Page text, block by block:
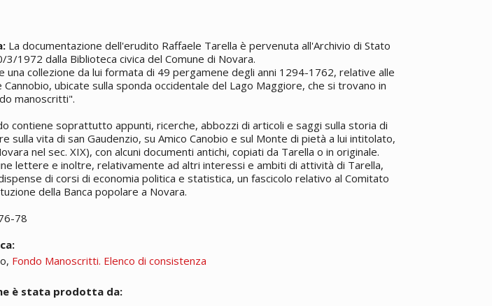
La documentazione dell'erudito Raffaele Tarella è pervenuta all'Archivio di Stato
3/1972 dalla Biblioteca civica del Comune di Novara.
una collezione da lui formata di 49 pergamene degli anni 1294-1762, relative alle
Cannobio, ubicate sulla sponda occidentale del Lago Maggiore, che si trovano in
manoscritti".
contiene soprattutto appunti, ricerche, abbozzi di articoli e saggi sulla storia di
sulla vita di san Gaudenzio, su Amico Canobio e sul Monte di pietà a lui intitolato,
nel sec. XIX), con alcuni documenti antichi, copiati da Tarella o in originale.
lettere e inoltre, relativamente ad altri interessi e ambiti di attività di Tarella,
di corsi di economia politica e statistica, un fascicolo relativo al Comitato
della Banca popolare a Novara.
78
Fondo Manoscritti. Elenco di consistenza
è stata prodotta da: